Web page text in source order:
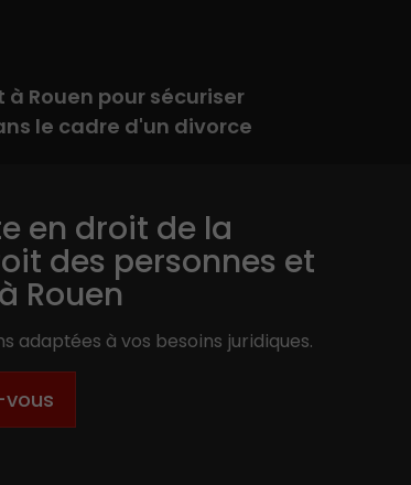
Rouen pour sécuriser
le cadre d'un divorce
en droit de la
des personnes et
Rouen
adaptées à vos besoins juridiques.